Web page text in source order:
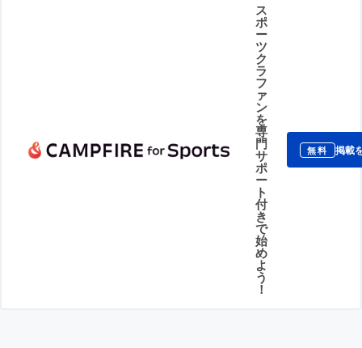
ス
ポ
ー
ツ
ク
ラ
フ
ァ
ン
を
専
門
サ
ポ
ー
ト
付
き
で
始
め
よ
う
！
無料 掲載